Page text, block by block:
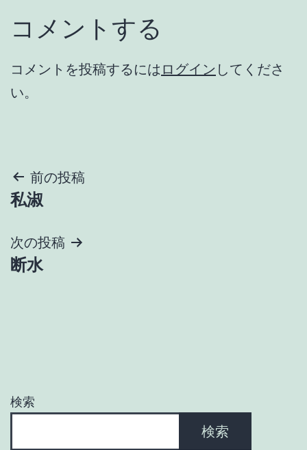
コメントする
コメントを投稿するには ログイン してくださ
い。
投
稿
ナ
ビ
ョ
前の投稿
私淑
次の投稿
断水
検索
検索